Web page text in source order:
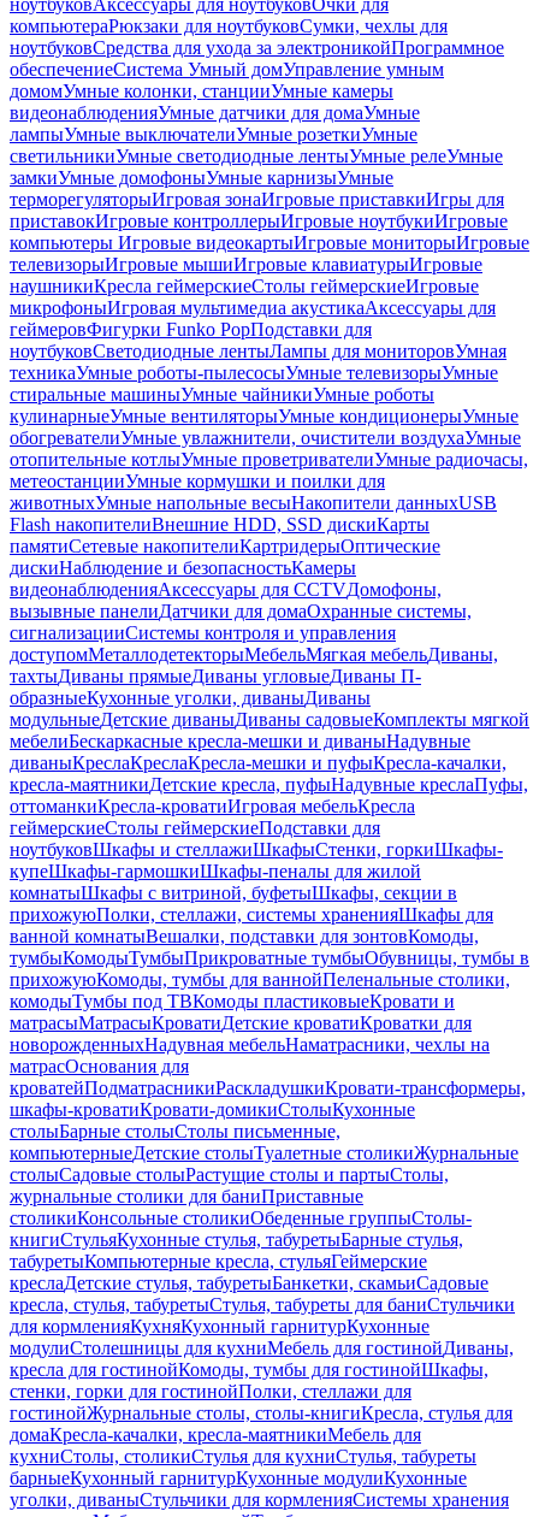
ноутбуковАксессуары для ноутбуковОчки для
компьютераРюкзаки для ноутбуковСумки, чехлы для
ноутбуковСредства для ухода за электроникойПрограммное
обеспечениеСистема Умный домУправление умным
домомУмные колонки, станцииУмные камеры
видеонаблюденияУмные датчики для домаУмные
лампыУмные выключателиУмные розеткиУмные
светильникиУмные светодиодные лентыУмные релеУмные
замкиУмные домофоныУмные карнизыУмные
терморегуляторыИгровая зонаИгровые приставкиИгры для
приставокИгровые контроллерыИгровые ноутбукиИгровые
компьютеры Игровые видеокартыИгровые мониторыИгровые
телевизорыИгровые мышиИгровые клавиатурыИгровые
наушникиКресла геймерскиеСтолы геймерскиеИгровые
микрофоныИгровая мультимедиа акустикаАксессуары для
геймеровФигурки Funko PopПодставки для
ноутбуковСветодиодные лентыЛампы для мониторовУмная
техникаУмные роботы-пылесосыУмные телевизорыУмные
стиральные машиныУмные чайникиУмные роботы
кулинарныеУмные вентиляторыУмные кондиционерыУмные
обогревателиУмные увлажнители, очистители воздухаУмные
отопительные котлыУмные проветривателиУмные радиочасы,
метеостанцииУмные кормушки и поилки для
животныхУмные напольные весыНакопители данныхUSB
Flash накопителиВнешние HDD, SSD дискиКарты
памятиСетевые накопителиКартридерыОптические
дискиНаблюдение и безопасностьКамеры
видеонаблюденияАксессуары для CCTVДомофоны,
вызывные панелиДатчики для домаОхранные системы,
сигнализацииСистемы контроля и управления
доступомМеталлодетекторыМебельМягкая мебельДиваны,
тахтыДиваны прямыеДиваны угловыеДиваны П-
образныеКухонные уголки, диваныДиваны
модульныеДетские диваныДиваны садовыеКомплекты мягкой
мебелиБескаркасные кресла-мешки и диваныНадувные
диваныКреслаКреслаКресла-мешки и пуфыКресла-качалки,
кресла-маятникиДетские кресла, пуфыНадувные креслаПуфы,
оттоманкиКресла-кроватиИгровая мебельКресла
геймерскиеСтолы геймерскиеПодставки для
ноутбуковШкафы и стеллажиШкафыСтенки, горкиШкафы-
купеШкафы-гармошкиШкафы-пеналы для жилой
комнатыШкафы с витриной, буфетыШкафы, секции в
прихожуюПолки, стеллажи, системы храненияШкафы для
ванной комнатыВешалки, подставки для зонтовКомоды,
тумбыКомодыТумбыПрикроватные тумбыОбувницы, тумбы в
прихожуюКомоды, тумбы для ваннойПеленальные столики,
комодыТумбы под ТВКомоды пластиковыеКровати и
матрасыМатрасыКроватиДетские кроватиКроватки для
новорожденныхНадувная мебельНаматрасники, чехлы на
матрасОснования для
кроватейПодматрасникиРаскладушкиКровати-трансформеры,
шкафы-кроватиКровати-домикиСтолыКухонные
столыБарные столыСтолы письменные,
компьютерныеДетские столыТуалетные столикиЖурнальные
столыСадовые столыРастущие столы и партыСтолы,
журнальные столики для баниПриставные
столикиКонсольные столикиОбеденные группыСтолы-
книгиСтульяКухонные стулья, табуретыБарные стулья,
табуретыКомпьютерные кресла, стульяГеймерские
креслаДетские стулья, табуретыБанкетки, скамьиСадовые
кресла, стулья, табуретыСтулья, табуреты для баниСтульчики
для кормленияКухняКухонный гарнитурКухонные
модулиСтолешницы для кухниМебель для гостинойДиваны,
кресла для гостинойКомоды, тумбы для гостинойШкафы,
стенки, горки для гостинойПолки, стеллажи для
гостинойЖурнальные столы, столы-книгиКресла, стулья для
домаКресла-качалки, кресла-маятникиМебель для
кухниСтолы, столикиСтулья для кухниСтулья, табуреты
барныеКухонный гарнитурКухонные модулиКухонные
уголки, диваныСтульчики для кормленияСистемы хранения